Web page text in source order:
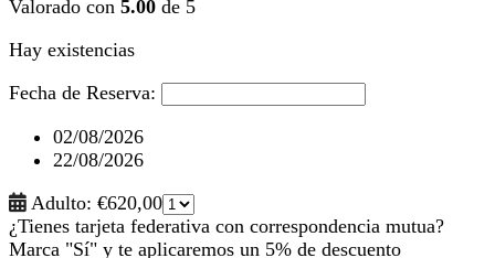
Valorado con 5.00 de 5
Hay existencias
Fecha de Reserva:
02/08/2026
22/08/2026
Adulto: €620,00
¿Tienes tarjeta federativa con correspondencia mutua?
Marca "Sí" y te aplicaremos un 5% de descuento